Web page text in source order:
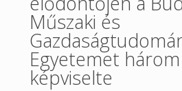
Műszaki és
Egyetemet
képviselte